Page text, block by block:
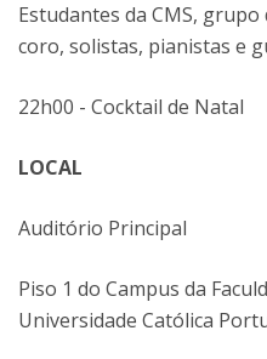
Estudantes da CMS,
coro, solistas, pianistas e
22h00 - Cocktail de Natal
LOCAL
Auditório Principal
Piso 1 do Campus da
Universidade Católica